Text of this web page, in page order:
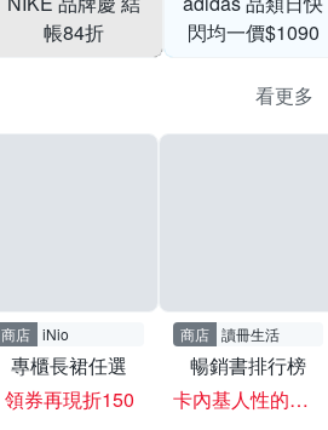
帳84折
閃均一價$1090
看更多
商店 iNio
專櫃長裙任選
領券再現折150
商店 讀冊生活
暢銷書排行榜
卡內基人性的弱點